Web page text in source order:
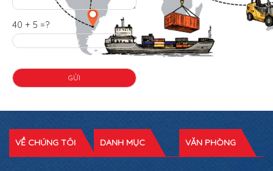
40 + 5 =?
VỀ CHÚNG TÔI DANH MỤC VĂN PHÒNG